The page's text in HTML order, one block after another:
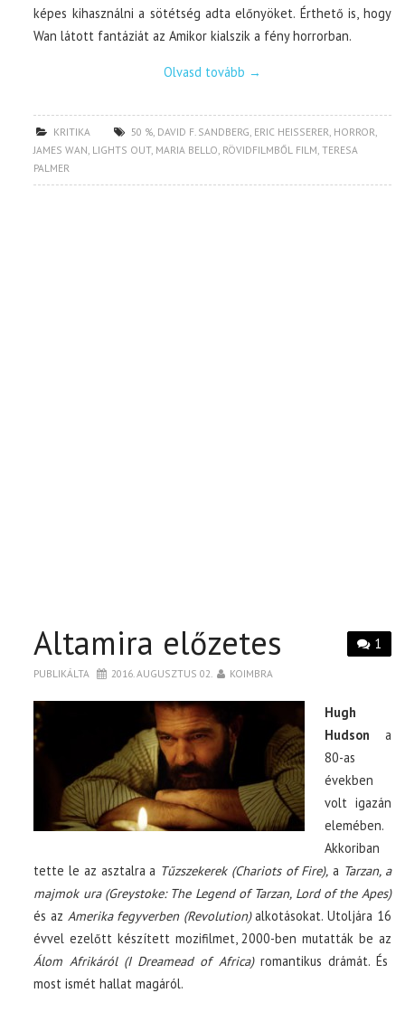
képes kihasználni a sötétség adta előnyöket. Érthető is, hogy
Wan látott fantáziát az Amikor kialszik a fény horrorban.
Olvasd tovább →
KRITIKA 50 % DAVID F. SANDBERG ERIC HEISSERER HORROR
JAMES WAN LIGHTS OUT, MARIA BELLO RÖVIDFILMBŐL FILM ,TERESA
PALMER
1
Altamira előzetes
PUBLIKÁLTA 2016. AUGUSZTUS 02. KOIMBRA
Hugh
Hudson a
80-as
években
volt igazán
elemében.
Akkoriban
tette le az asztalra a Tűzszekerek (Chariots of Fire), a Tarzan, a
majmok ura (Greystoke: The Legend of Tarzan, Lord of the Apes)
és az Amerika fegyverben (Revolution)alkotásokat. Utoljára 16
évvel ezelőtt készített mozifilmet, 2000-ben mutatták be az
Álom Afrikáról (I Dreamead of Africa)romantikus drámát. És
most ismét hallat magáról.